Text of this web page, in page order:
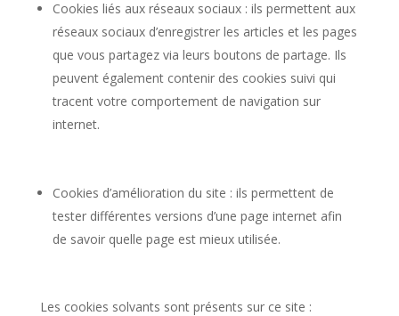
Cookies liés aux réseaux sociaux : ils permettent aux
réseaux sociaux d’enregistrer les articles et les pages
que vous partagez via leurs boutons de partage. Ils
peuvent également contenir des cookies suivi qui
tracent votre comportement de navigation sur
internet.
Cookies d’amélioration du site : ils permettent de
tester différentes versions d’une page internet afin
de savoir quelle page est mieux utilisée.
Les cookies solvants sont présents sur ce site :